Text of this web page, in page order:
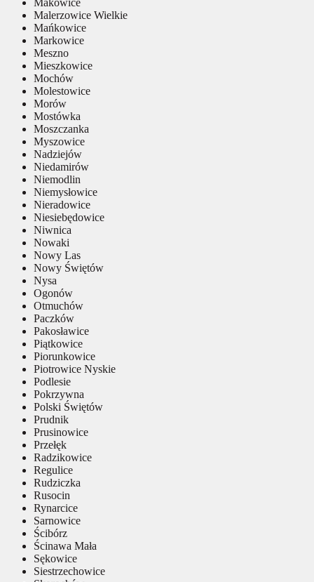
Malerzowice Wielkie
Mańkowice
Markowice
Meszno
Mieszkowice
Mochów
Molestowice
Morów
Mostówka
Moszczanka
Myszowice
Nadziejów
Niedamirów
Niemodlin
Niemysłowice
Nieradowice
Niesiebędowice
Niwnica
Nowaki
Nowy Las
Nowy Świętów
Nysa
Ogonów
Otmuchów
Paczków
Pakosławice
Piątkowice
Piorunkowice
Piotrowice Nyskie
Podlesie
Pokrzywna
Polski Świętów
Prudnik
Prusinowice
Przełęk
Radzikowice
Regulice
Rudziczka
Rusocin
Rynarcice
Sarnowice
Ścibórz
Ścinawa Mała
Sękowice
Siestrzechowice